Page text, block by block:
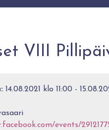
VIII
14.08.2021 klo 11:00 -
events/